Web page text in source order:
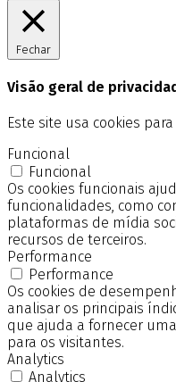
Fechar
Visão geral de
Este site usa cookies
Funcional
Funcional
Os cookies funcionais
funcionalidades, como
plataformas de mídia
recursos de terceiros.
Performance
Performance
Os cookies de
analisar os principais
que ajuda a fornecer
para os visitantes.
Analytics
Analytics